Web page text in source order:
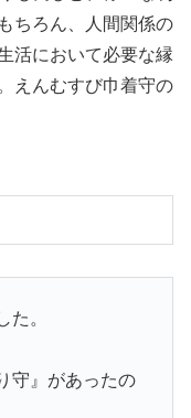
ちろん、人間関係の
活において必要な縁
えんむすび巾着守の
た。
守』があったの